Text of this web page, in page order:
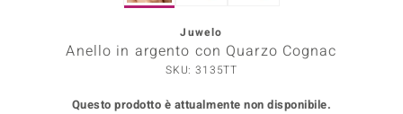
Juwelo
Anello in argento con Quarzo Cognac
SKU: 3135TT
Questo prodotto è attualmente non disponibile.